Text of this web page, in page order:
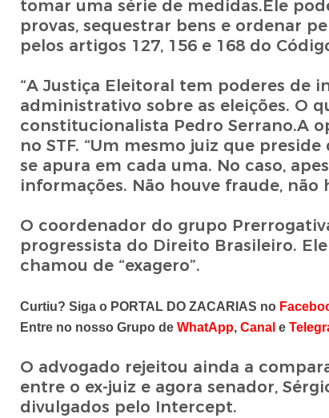
tomar uma série de medidas.Ele
provas, sequestrar bens e ordenar
pelos artigos 127, 156 e 168 do
“A Justiça Eleitoral tem poderes de
administrativo sobre as eleições. O
constitucionalista Pedro Serrano.A
no STF. “Um mesmo juiz que
se apura em cada uma. No caso,
informações. Não houve fraude, não
O coordenador do grupo
progressista do Direito Brasileiro.
chamou de “exagero”.
Curtiu? Siga o PORTAL DO ZACARIAS no
Entre no nosso Grupo de WhatApp, Canal e
O advogado rejeitou ainda a
entre o ex-juiz e agora senador,
divulgados pelo Intercept.